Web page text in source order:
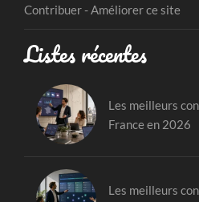
Contribuer - Améliorer ce site
Listes récentes
Les meilleurs
France en 2026
Les meilleurs